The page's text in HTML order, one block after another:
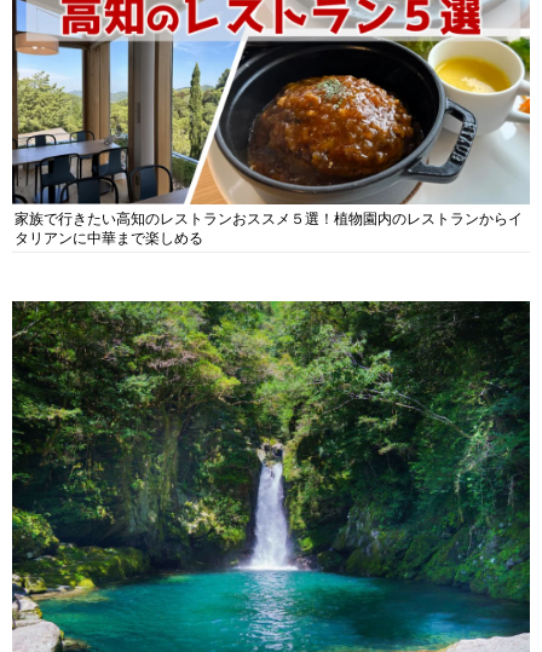
家族で行きたい高知のレストランおススメ５選！植物園内のレストランからイ
タリアンに中華まで楽しめる